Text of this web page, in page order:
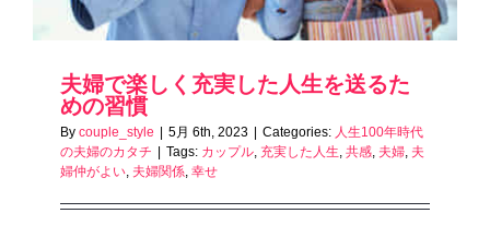
夫婦で楽しく充実した人生を送るた
めの習慣
By couple_style 5月 6th, 2023 Categories: 人生100年時代
の夫婦のカタチ
Tags: カップル, 充実した人生, 共感, 夫婦, 夫
婦仲がよい, 夫婦関係, 幸せ